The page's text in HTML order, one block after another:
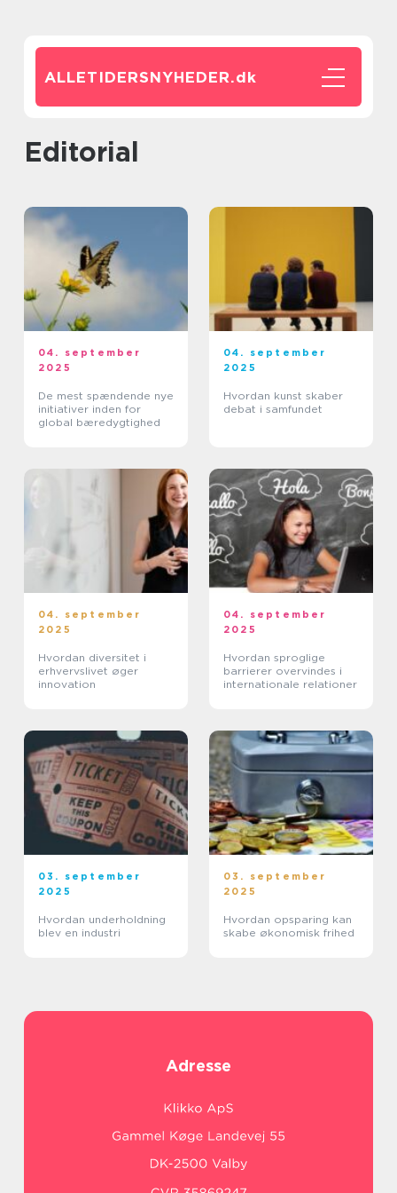
ALLETIDERSNYHEDER.dk
editorial
04. september
2025
De mest spændende nye
initiativer inden for
global bæredygtighed
04. september
2025
Hvordan kunst skaber
debat i samfundet
04. september
2025
Hvordan diversitet i
erhvervslivet øger
innovation
04. september
2025
Hvordan sproglige
barrierer overvindes i
internationale relationer
03. september
2025
Hvordan underholdning
blev en industri
03. september
2025
Hvordan opsparing kan
skabe økonomisk frihed
Adresse